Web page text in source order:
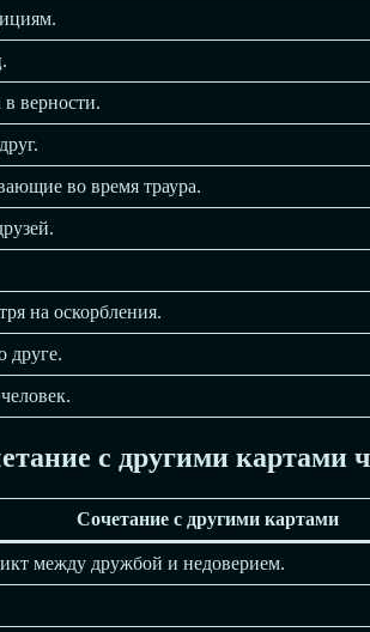
верности.
во время траура.
на оскорбления.
друге.
с другими картами
Сочетание с другими картами
между дружбой и недоверием.